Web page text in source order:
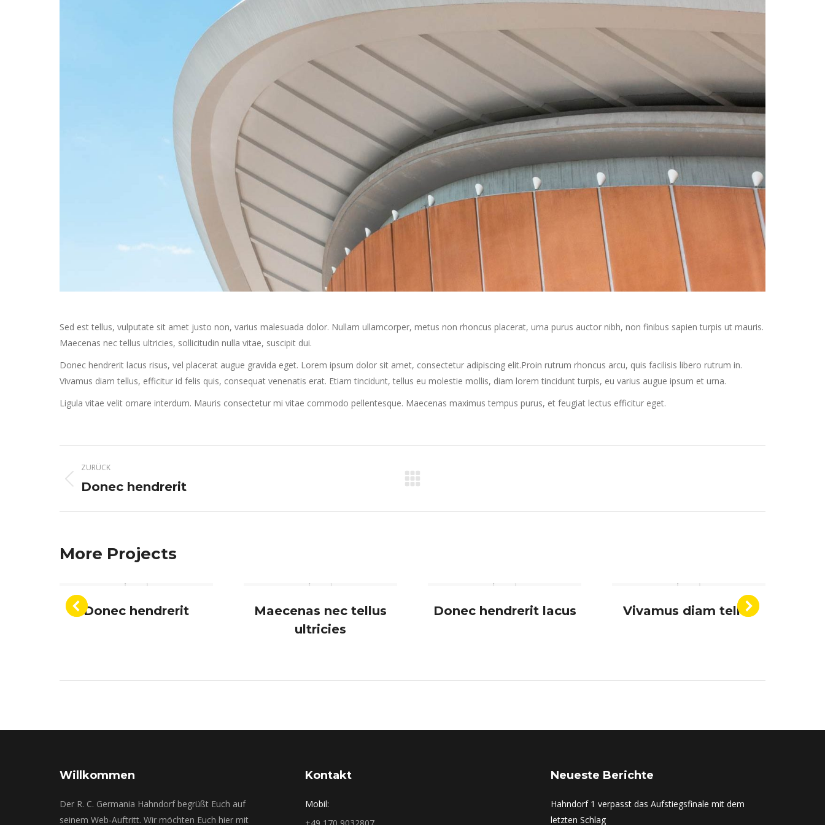
Sed est tellus, vulputate sit amet justo non, varius malesuada dolor. Nullam ullamcorper, metus non rhoncus placerat, urna purus auctor nibh, non finibus sapien turpis ut mauris.
Maecenas nec tellus ultricies, sollicitudin nulla vitae, suscipit dui.
Donec hendrerit lacus risus, vel placerat augue gravida eget. Lorem ipsum dolor sit amet, consectetur adipiscing elit.Proin rutrum rhoncus arcu, quis facilisis libero rutrum in.
Vivamus diam tellus, efficitur id felis quis, consequat venenatis erat. Etiam tincidunt, tellus eu molestie mollis, diam lorem tincidunt turpis, eu varius augue ipsum et urna.
Ligula vitae velit ornare interdum. Mauris consectetur mi vitae commodo pellentesque. Maecenas maximus tempus purus, et feugiat lectus efficitur eget.
Project
navigation
ZURÜCK
Previous
Donec hendrerit
More Projects
Donec hendrerit
Maecenas nec tellus
ultricies
Donec hendrerit lacus Vivamus diam tellus
Willkommen
Der R. C. Germania Hahndorf begrüßt Euch auf
seinem Web-Auftritt. Wir möchten Euch hier mit
Kontakt
Mobil:
Neueste Berichte
Hahndorf 1 verpasst das Aufstiegsfinale mit dem
letzten Schlag